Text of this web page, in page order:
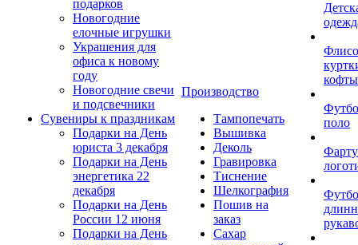
подарков
Новогодние
елочные игрушки
Украшения для
офиса к новому
году
Новогодние свечи
и подсвечники
Сувениры к праздникам
Подарки на День
юриста 3 декабря
Подарки на День
энергетика 22
декабря
Подарки на День
России 12 июня
Подарки на День
Производство
Тампопечать
Вышивка
Деколь
Гравировка
Тиснение
Шелкография
Пошив на
заказ
Сахар
кофты
поло